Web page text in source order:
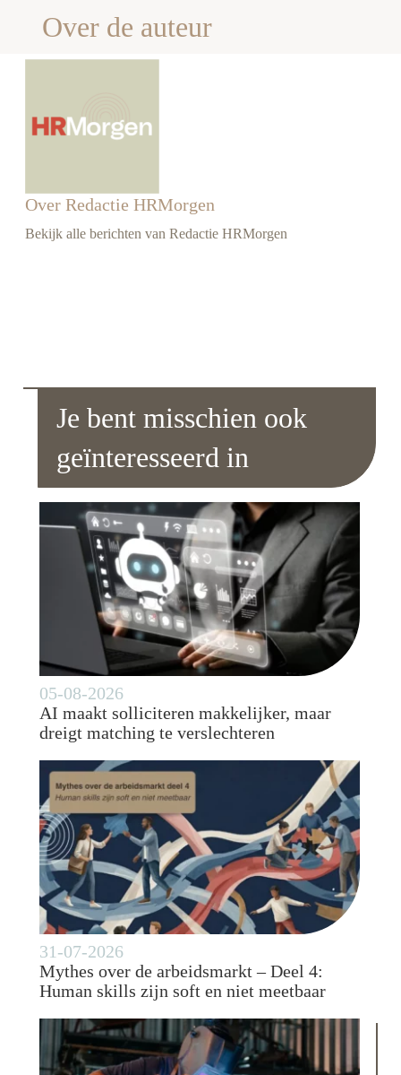
Over de auteur
Over Redactie HRMorgen
Bekijk alle berichten van Redactie HRMorgen
Je bent misschien ook
geïnteresseerd in
05-08-2026
AI maakt solliciteren makkelijker, maar
dreigt matching te verslechteren
31-07-2026
Mythes over de arbeidsmarkt – Deel 4:
Human skills zijn soft en niet meetbaar